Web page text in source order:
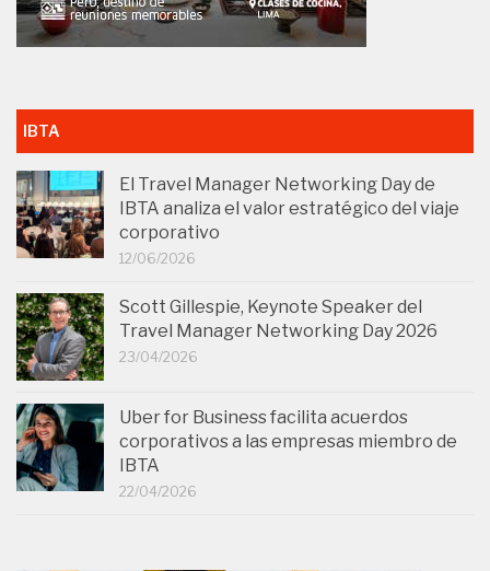
IBTA
El Travel Manager Networking Day de
IBTA analiza el valor estratégico del viaje
corporativo
12/06/2026
Scott Gillespie, Keynote Speaker del
Travel Manager Networking Day 2026
23/04/2026
Uber for Business facilita acuerdos
corporativos a las empresas miembro de
IBTA
22/04/2026